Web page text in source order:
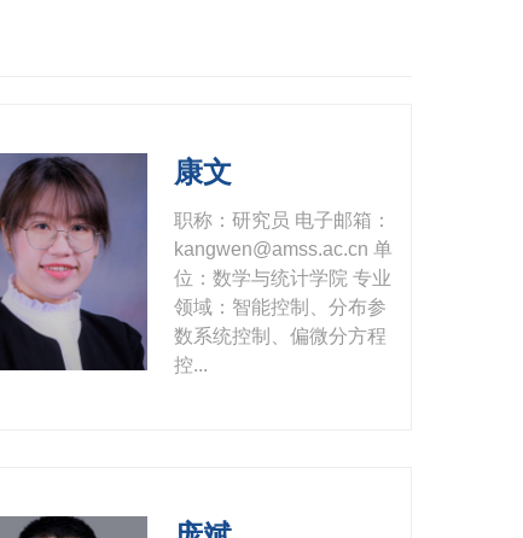
康文
职称：研究员 电子邮箱：
kangwen@amss.ac.cn 单
位：数学与统计学院 专业
领域：智能控制、分布参
数系统控制、偏微分方程
控...